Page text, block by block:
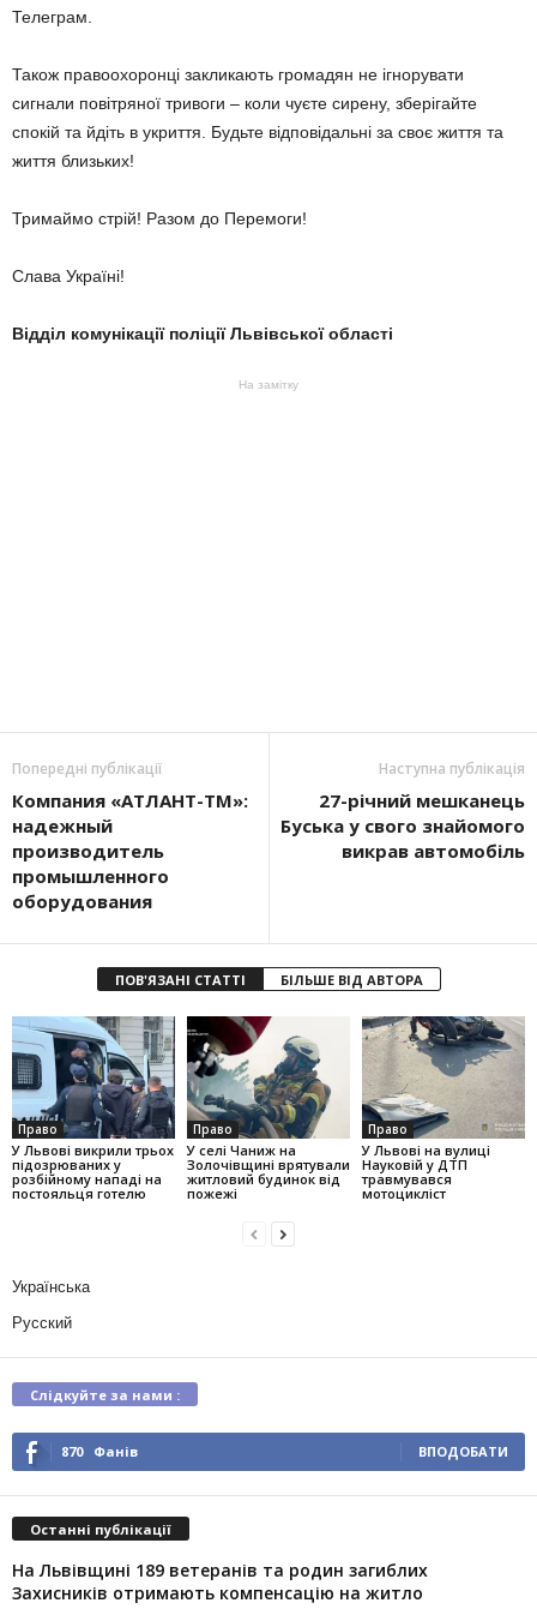
Телеграм.
Також правоохоронці закликають громадян не ігнорувати
сигнали повітряної тривоги – коли чуєте сирену, зберігайте
спокій та йдіть в укриття. Будьте відповідальні за своє життя та
життя близьких!
Тримаймо стрій! Разом до Перемоги!
Слава Україні!
Відділ комунікації поліції Львівської області
На замітку
Попередні публікації
Компания «АТЛАНТ-ТМ»:
надежный
производитель
промышленного
оборудования
Наступна публікація
27-річний мешканець
Буська у свого знайомого
викрав автомобіль
ПОВ'ЯЗАНІ СТАТТІ БІЛЬШЕ ВІД АВТОРА
Право
У Львові викрили трьох
підозрюваних у
розбійному нападі на
постояльця готелю
Право
У селі Чаниж на
Золочівщині врятували
житловий будинок від
пожежі
Право
У Львові на вулиці
Науковій у ДТП
травмувався
мотоцикліст
Українська
Русский
Слідкуйте за нами :
870 Фанів ВПОДОБАТИ
Останні публікації
На Львівщині 189 ветеранів та родин загиблих
Захисників отримають компенсацію на житло